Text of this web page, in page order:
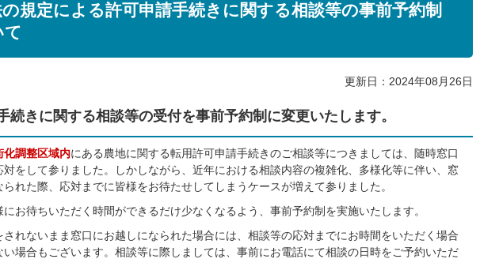
規定による許可申請手続きに関する相談等の事前予約制
て
更新日：2024年08月26日
続きに関する相談等の受付を事前予約制に変更いたします。
化調整区域内にある農地に関する転用許可申請手続きのご相談等につきましては、随時窓口
対をして参りました。しかしながら、近年における相談内容の複雑化、多様化等に伴い、窓
れた際、応対までに皆様をお待たせしてしまうケースが増えて参りました。
お待ちいただく時間ができるだけ少なくなるよう、事前予約制を実施いたします。
されないまま窓口にお越しになられた場合には、相談等の応対までにお時間をいただく場合
い場合もございます。相談等に際しましては、事前にお電話にて相談の日時をご予約いただ